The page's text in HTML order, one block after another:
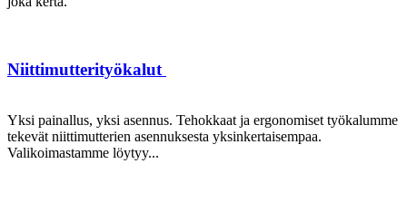
Niittimutterityökalut
Yksi painallus, yksi asennus. Tehokkaat ja ergonomiset työkalumme
tekevät niittimutterien asennuksesta yksinkertaisempaa.
Valikoimastamme löytyy...